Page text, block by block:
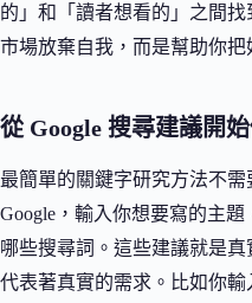
的」和「讀者想看的」之間
市場放棄自我，而是幫助你把
從 Google 搜尋建議開
最簡單的關鍵字研究方法不
Google，輸入你想要寫的主題
哪些搜尋詞。這些建議就是真
代表著真實的需求。比如你輸